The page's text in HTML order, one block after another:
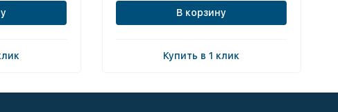
В корзину
Купить в 1 клик